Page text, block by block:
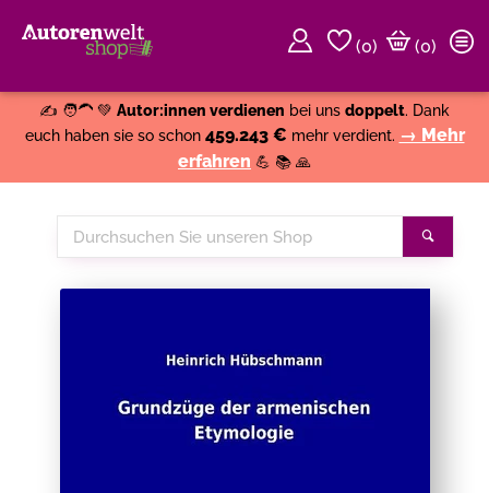
(0)
(0)
✍️ 🧑‍🦱 💚 Autor:innen verdienen bei uns doppelt. Dank
euch haben sie so schon 459.243 € mehr verdient. → Mehr
erfahren 💪 📚 🙏
Durchsuchen
Sie